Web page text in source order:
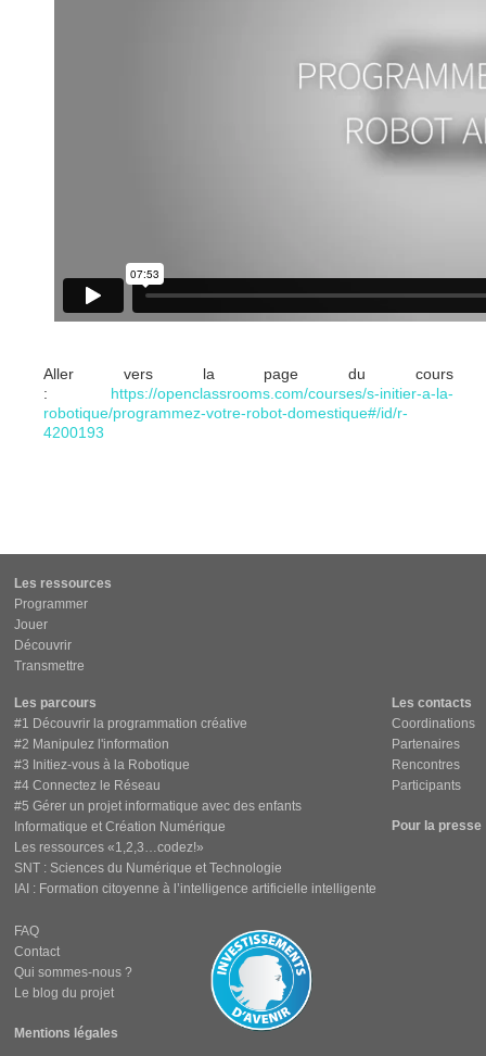
Aller vers la page du cours
: https://openclassrooms.com/courses/s-initier-a-la-
robotique/programmez-votre-robot-domestique#/id/r-
4200193
Les ressources
Programmer
Jouer
Découvrir
Transmettre
Les parcours
#1 Découvrir la programmation créative
#2 Manipulez l'information
#3 Initiez-vous à la Robotique
#4 Connectez le Réseau
#5 Gérer un projet informatique avec des enfants
Informatique et Création Numérique
Les ressources «1,2,3…codez!»
SNT : Sciences du Numérique et Technologie
IAI : Formation citoyenne à l’intelligence artificielle intelligente
Les contacts
Coordinations
Partenaires
Rencontres
Participants
Pour la presse
FAQ
Contact
Qui sommes-nous ?
Le blog du projet
Mentions légales